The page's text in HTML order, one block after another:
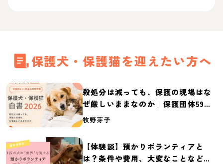
保護犬・保護猫を迎えたい方へ
殺処分は減っても、保護の現場はな
ぜ厳しいままなのか｜保護団体59団
体の実態調査【保護犬・保護猫白書
牧野芽子
【体験談】預かりボランティアと
は？条件や費用、大変なことなど紹